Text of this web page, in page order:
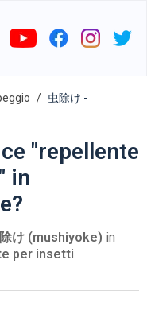
虫除け -
"repellente
in
け (mushiyoke) in
per insetti.